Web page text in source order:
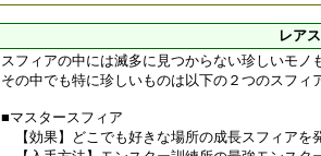
レア
スフィアの中には滅多に見つからない珍しいモノ
その中でも特に珍しいものは以下の２つのスフィ
■マスタースフィア
【効果】どこでも好きな場所の成長スフィアを